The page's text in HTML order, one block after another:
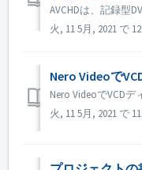
火, 11 5月, 2021 で
Nero Videoで
火, 11 5月, 2021 で